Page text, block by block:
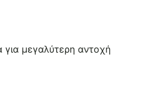
μεγαλύτερη αντοχή